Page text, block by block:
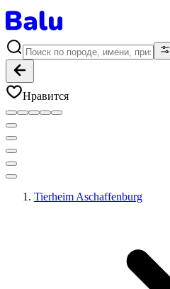
Нравится
Tierheim Aschaffenburg